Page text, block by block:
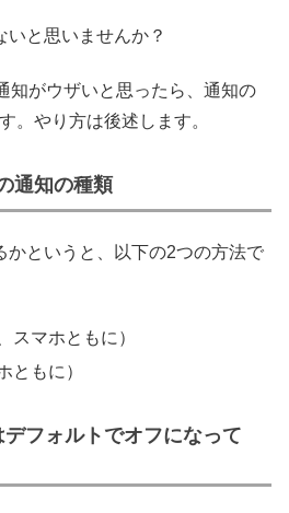
いと思いませんか？
知がウザいと思ったら、通知の
。やり方は後述します。
通知の種類
かというと、以下の2つの方法で
スマホともに）
ともに）
フォルトでオフになって